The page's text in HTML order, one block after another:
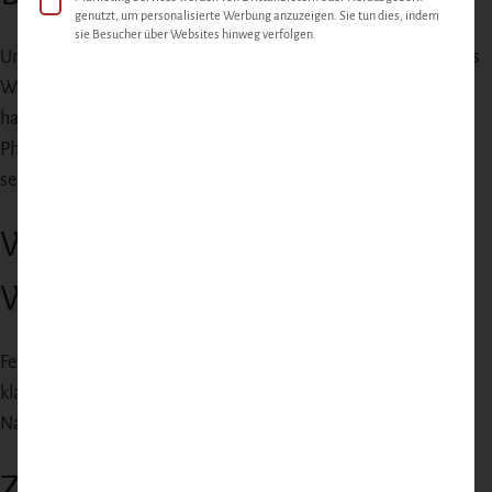
Unsere Wurstwaren entstehen in der eigenen Wurstküche – aus
Wildfleisch von Tieren, die in Brandenburger Wäldern gelebt
haben. Klassische Gewürzmischungen, echte Reifung, keine
Phosphate oder Schnellpökelung. Handwerk, wie man es heute
selten findet.
Was macht die feine
Wildbratwurst aus?
Fein gewolfte Mischung aus Wildfleisch und Schweinebauch,
klassisch mit klassischer Metzger-Gewürzmischung gewürzt, in
Naturdarm gefüllt.
genutzt, um personalisierte Werbung anzuzeigen. Sie tun dies, indem
sie Besucher über Websites hinweg verfolgen.